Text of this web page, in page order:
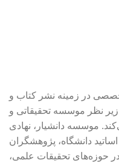
در زمینه نشر کتاب و
نظر موسسه تحقیقاتی و
موسسه دانشیار، نهادی
دانشگاه، پژوهشگران
حوزه‌های تحقیقات علمی،